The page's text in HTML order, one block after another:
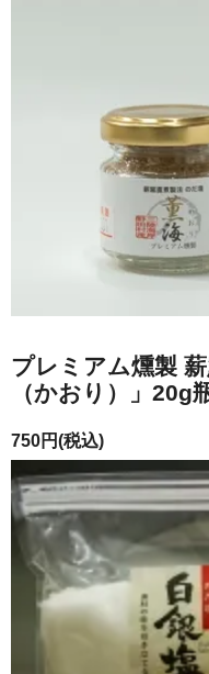
プレミアム燻製
（かおり）」20g
750円(税込)